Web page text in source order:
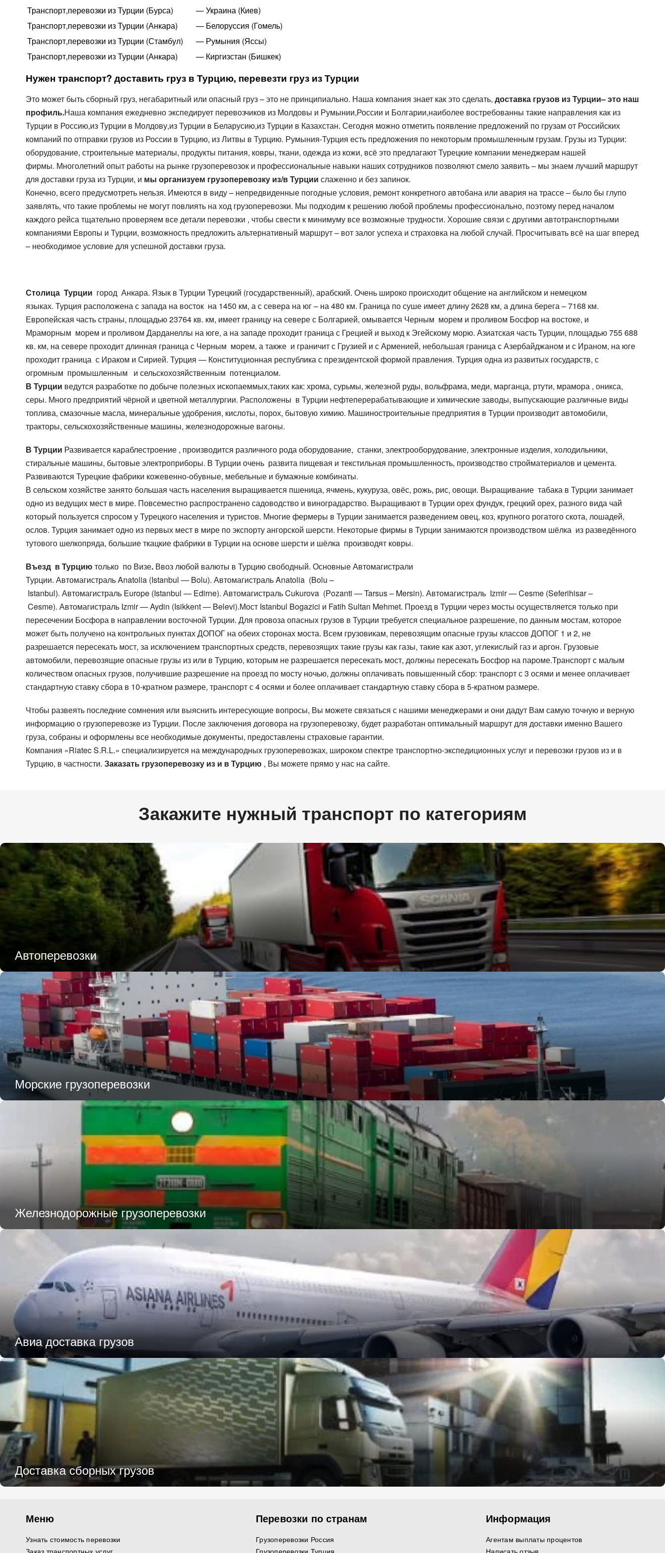
Страна загрузки Город загрузки Страна выгрузки
Наименование груза Дата погрузки Тип транспорта
Транспорт,перевозки из Турции (Бурса)
— Украина (Киев)
Транспорт,перевозки из Турции (Анкара)
— Белоруссия (Гомель)
Транспорт,перевозки из Турции (Стамбул)
— Румыния (Яссы)
Транспорт,перевозки из Турции (Анкара)
— Киргизстан (Бишкек)
Нужен транспорт? доставить груз в Турцию, перевезти груз из Турции
Это может быть сборный груз, негабаритный или опасный груз – это не принципиально. Наша компания знает как это сделать, доставка грузов из Турции– это наш
профиль.Наша компания ежедневно экспедирует перевозчиков из Молдовы и Румынии,России и Болгарии,наиболее востребованны такие направления как из
Турции в Россию,из Турции в Молдову,из Турции в Беларусию,из Турции в Казахстан. Сегодня можно отметить появление предложений по грузам от Российских
компаний по отправки грузов из России в Турцию, из Литвы в Турцию. Румыния-Турция есть предложения по некоторым промышленным грузам. Грузы из Турции:
оборудование, строительные материалы, продукты питания, ковры, ткани, одежда из кожи, всё это предлагают Турецкие компании менеджерам нашей
фирмы. Многолетний опыт работы на рынке грузоперевозок и профессиональные навыки наших сотрудников позволяют смело заявить – мы знаем лучший маршрут
для доставки груза из Турции, и мы организуем грузоперевозку из/в Турции слаженно и без запинок.
Конечно, всего предусмотреть нельзя. Имеются в виду – непредвиденные погодные условия, ремонт конкретного автобана или авария на трассе – было бы глупо
заявлять, что такие проблемы не могут повлиять на ход грузоперевозки. Мы подходим к решению любой проблемы профессионально, поэтому перед началом
каждого рейса тщательно проверяем все детали перевозки , чтобы свести к минимуму все возможные трудности. Хорошие связи с другими автотранспортными
компаниями Европы и Турции, возможность предложить альтернативный маршрут – вот залог успеха и страховка на любой случай. Просчитывать всё на шаг вперед
– необходимое условие для успешной доставки груза.
Столица Турции город Анкара. Язык в Турции Турецкий (государственный), арабский. Очень широко происходит общение на английском и немецком
языках. Турция расположена с запада на восток на 1450 км, а с севера на юг – на 480 км. Граница по суше имеет длину 2628 км, а длина берега – 7168 км.
Европейская часть страны, площадью 23764 кв. км, имеет границу на севере с Болгарией, омывается Черным морем и проливом Босфор на востоке, и
Мраморным морем и проливом Дарданеллы на юге, а на западе проходит граница с Грецией и выход к Эгейскому морю. Азиатская часть Турции, площадью 755 688
кв. км, на севере проходит длинная граница с Черным морем, а также и граничит с Грузией и с Арменией, небольшая граница с Азербайджаном и с Ираном, на юге
проходит граница с Ираком и Сирией. Турция — Конституционная республика с президентской формой правления. Турция одна из развитых государств, с
огромным промышленным и сельскохозяйственным потенциалом.
В Турции ведутся разработке по добыче полезных ископаеммых,таких как: хрома, сурьмы, железной руды, вольфрама, меди, марганца, ртути, мрамора , оникса,
серы. Много предприятий чёрной и цветной металлургии. Расположены в Турции нефтеперерабатывающие и химические заводы, выпускающие различные виды
топлива, смазочные масла, минеральные удобрения, кислоты, порох, бытовую химию. Машиностроительные предприятия в Турции производит автомобили,
тракторы, сельскохозяйственные машины, железнодорожные вагоны.
В Турции Развивается караблестроение , производится различного рода оборудование, станки, электрооборудование, электронные изделия, холодильники,
стиральные машины, бытовые электроприборы. В Турции очень развита пищевая и текстильная промышленность, производство стройматериалов и цемента.
Развиваются Турецкие фабрики кожевенно-обувные, мебельные и бумажные комбинаты.
В сельском хозяйстве занято большая часть населения выращивается пшеница, ячмень, кукуруза, овёс, рожь, рис, овощи. Выращивание табака в Турции занимает
одно из ведущих мест в мире. Повсеместно распространено садоводство и виноградарство. Выращивают в Турции орех фундук, грецкий орех, разного вида чай
который пользуется спросом у Турецкого населения и туристов. Многие фермеры в Турции занимается разведением овец, коз, крупного рогатого скота, лошадей,
ослов. Турция занимает одно из первых мест в мире по экспорту ангорской шерсти. Некоторые фирмы в Турции занимаются производством шёлка из разведённого
тутового шелкопряда, большие ткацкие фабрики в Турции на основе шерсти и шёлка производят ковры.
Въезд в Турцию только по Визе. Ввоз любой валюты в Турцию свободный. Основные Автомагистрали
Турции. АвтомагистральAnatolia (Istanbul — Bolu). АвтомагистральAnatolia (Bolu –
Istanbul). Автомагистраль Europe (Istanbul — Edirne). АвтомагистральCukurova (Pozanti —Tarsus– Mersin). Автомагистраль Izmir—Cesme (Seferihisar–
Cesme). Автомагистраль Izmir — Aydin (Isikkent — Belevi).Мост Istanbul Bogazici и Fatih Sultan Mehmet. Проезд в Турции через мосты осуществляется только при
пересечении Босфора в направлении восточной Турции. Для провоза опасных грузов в Турции требуется специальное разрешение, по данным мостам, которое
может быть получено на контрольных пунктах ДОПОГ на обеих сторонах моста. Всем грузовикам, перевозящим опасные грузы классов ДОПОГ 1 и 2, не
разрешается пересекать мост, за исключением транспортных средств, перевозящих такие грузы как газы, такие как азот, углекислый газ и аргон. Грузовые
автомобили, перевозящие опасные грузы из или в Турцию, которым не разрешается пересекать мост, должны пересекать Босфор на пароме.Транспорт с малым
количеством опасных грузов, получившие разрешение на проезд по мосту ночью, должны оплачивать повышенный сбор: транспорт с 3 осями и менее оплачивает
стандартную ставку сбора в 10-кратном размере, транспорт с 4 осями и более оплачивает стандартную ставку сбора в 5-кратном размере.
Чтобы развеять последние сомнения или выяснить интересующие вопросы, Вы можете связаться с нашими менеджерами и они дадут Вам самую точную и верную
информацию о грузоперевозке из Турции. После заключения договора на грузоперевозку, будет разработан оптимальный маршрут для доставки именно Вашего
груза, собраны и оформлены все необходимые документы, предоставлены страховые гарантии.
Компания «Riatec S.R.L.» специализируется на международных грузоперевозках, широком спектре транспортно-экспедиционных услуг и перевозки грузов из и в
Турцию, в частности. Заказать грузоперевозку из и в Турцию , Вы можете прямо у нас на сайте.
Закажите нужный транспорт по категориям
Автоперевозки
Морские грузоперевозки
Железнодорожные грузоперевозки
Авиа доставка грузов
Доставка сборных грузов
Меню
Узнать стоимость перевозки
Перевозки по странам
Грузоперевозки Россия
Информация
Агентам выплаты процентов
Страна загрузки Город загрузки Страна выгрузки
Отправляя заявку, вы соглашаетесь на обработку персональных данных.
Страна загрузки Город загрузки Страна выгрузки
Отправляя заявку, вы соглашаетесь на обработку персональных данных.